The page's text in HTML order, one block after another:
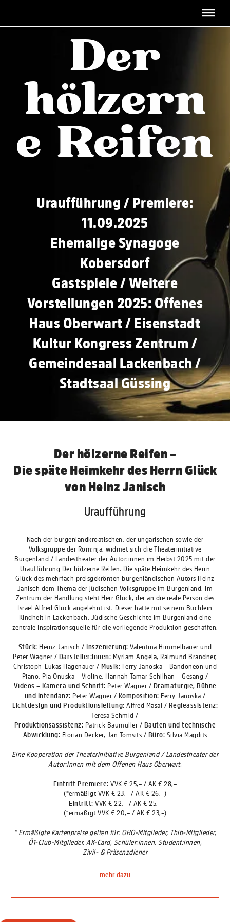
Der
hölzern
e Reifen
Uraufführung / Premiere:
11.09.2025
Ehemalige Synagoge
Kobersdorf
Gastspiele / Weitere
Vorstellungen 2025: Offenes
Haus Oberwart / Eisenstadt
Kultur Kongress Zentrum /
Gemeindesaal Lackenbach /
Stadtsaal Güssing
Der hölzerne Reifen –
Die späte Heimkehr des Herrn Glück
von Heinz Janisch
Uraufführung
Nach der burgenlandkroatischen, der ungarischen sowie der
Volksgruppe der Rom:nja, widmet sich die Theaterinitiative
Burgenland / Landestheater der Autor:innen im Herbst 2025 mit der
Uraufführung Der hölzerne Reifen. Die späte Heimkehr des Herrn
Glück des mehrfach preisgekrönten burgenländischen Autors Heinz
Janisch dem Thema der jüdischen Volksgruppe im Burgenland. Im
Zentrum der Handlung steht Herr Glück, der an die reale Person des
Israel Alfred Glück angelehnt ist. Dieser hatte mit seinem Büchlein
Kindheit in Lackenbach. Jüdische Geschichte im Burgenland eine
zentrale Inspirationsquelle für die vorliegende Produktion geschaffen.
Stück: Heinz Janisch / Inszenierung: Valentina Himmelbauer und
Peter Wagner / Darsteller:innen: Myriam Angela, Raimund Brandner,
Christoph-Lukas Hagenauer / Musik: Ferry Janoska – Bandoneon und
Piano, Pia Onuska – Violine, Hannah Tamar Schilhan – Gesang /
Videos – Kamera und Schnitt: Peter Wagner / Dramaturgie, Bühne
und Intendanz: Peter Wagner / Komposition: Ferry Janoska /
Lichtdesign und Produktionsleitung: Alfred Masal / Regieassistenz:
Teresa Schmid /
Produktionsassistenz: Patrick Baumüller / Bauten und technische
Abwicklung: Florian Decker, Jan Tomsits / Büro: Silvia Magdits
Eine Kooperation der Theaterinitiative Burgenland / Landestheater der
Autor:innen mit dem Offenen Haus Oberwart.
Eintritt Premiere:VVK € 25,– / AK € 28,–
(*ermäßigt VVK € 23,– / AK € 26,–)
Eintritt: VVK € 22,– / AK € 25,–
(*ermäßigt VVK € 20,– / AK € 23,–)
* Ermäßigte Kartenpreise gelten für: OHO-Mitglieder, Thib-Mitglieder,
Ö1-Club-Mitglieder, AK-Card, Schüler:innen, Student:innen,
Zivil- & Präsenzdiener
mehr dazu